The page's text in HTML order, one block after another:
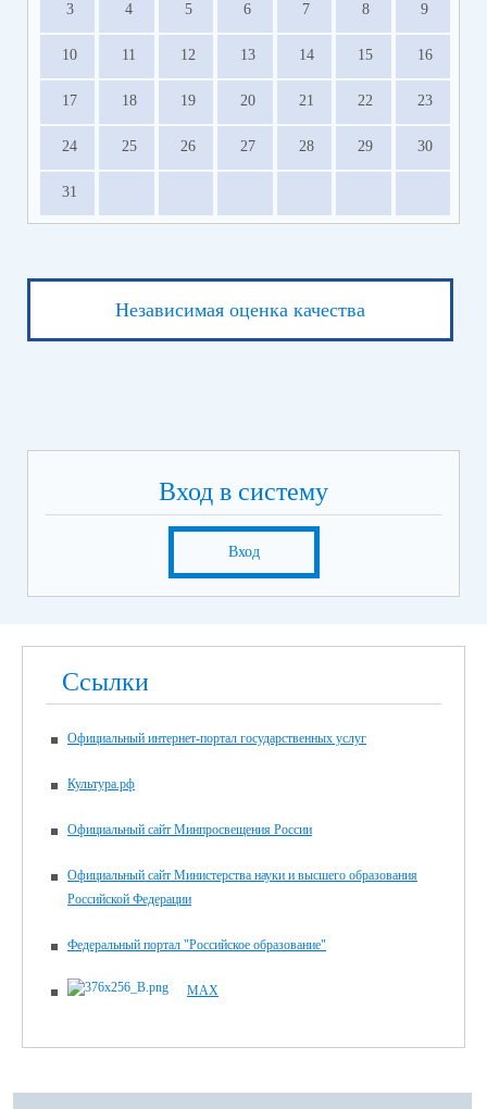
3 4 5 6 7 8 9
10 11 12 13 14 15 16
17 18 19 20 21 22 23
24 25 26 27 28 29 30
31
Независимая оценка качества
Вход в систему
Вход
Ссылки
Официальный интернет-портал государственных услуг
Культура.рф
Официальный сайт Минпросвещения России
Официальный сайт Министерства науки и высшего образования
Российской Федерации
Федеральный портал "Российское образование"
MAX